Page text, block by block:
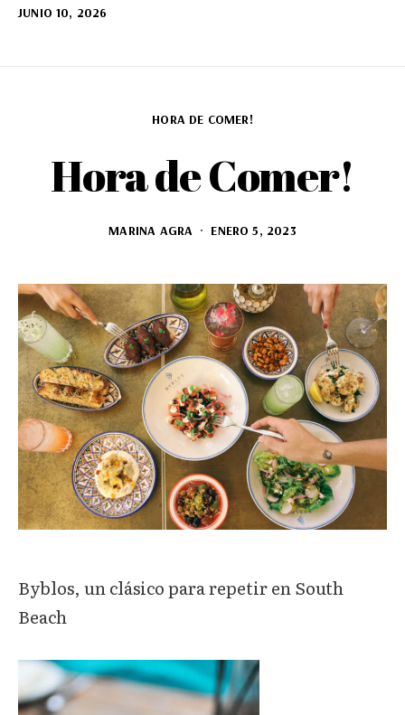
JUNIO 10, 2026
HORA DE COMER!
Hora de Comer!
MARINA AGRA ENERO 5, 2023
Byblos, un clásico para repetir en South
Beach